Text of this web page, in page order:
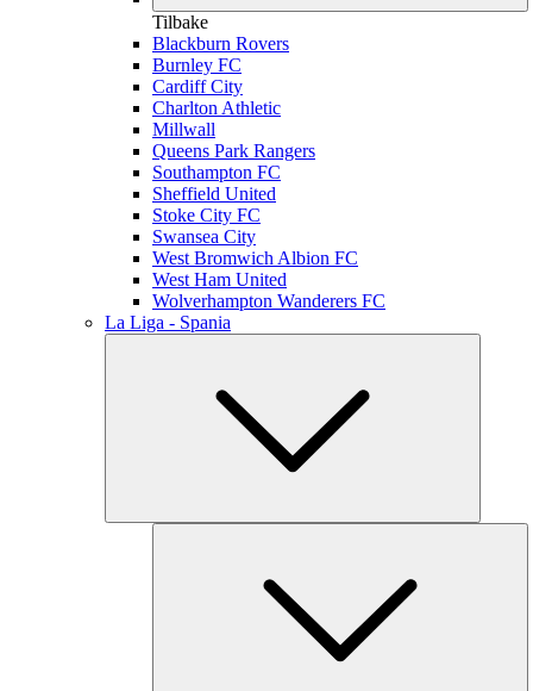
Tilbake
Blackburn Rovers
Burnley FC
Cardiff City
Charlton Athletic
Millwall
Queens Park Rangers
Southampton FC
Sheffield United
Stoke City FC
Swansea City
West Bromwich Albion FC
West Ham United
Wolverhampton Wanderers FC
La Liga - Spania